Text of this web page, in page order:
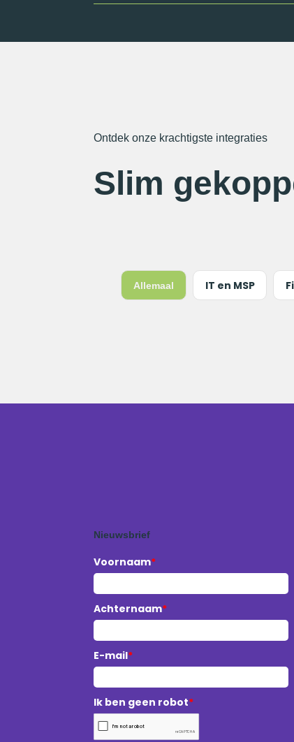
Ontdek onze krachtigste integraties
Slim
Allemaal IT en MSP
Nieuwsbrief
Voornaam*
Achternaam*
E-mail*
Ik ben geen robot*